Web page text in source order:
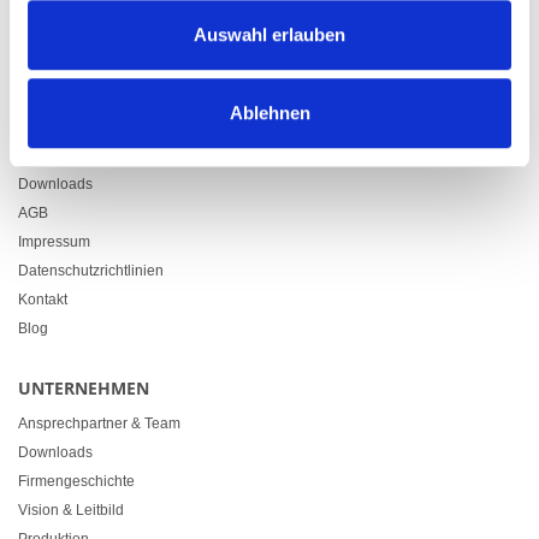
Auswahl erlauben
Ablehnen
Zürcherstrasse 37
LINKS
Downloads
AGB
Impressum
Datenschutzrichtlinien
Kontakt
Blog
UNTERNEHMEN
Ansprechpartner & Team
Downloads
Firmengeschichte
Vision & Leitbild